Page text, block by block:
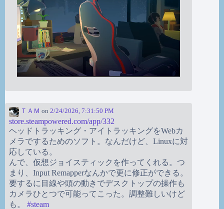
ＴＡＭ on 2/24/2026, 7:31:50 PM
store.steampowered.com/app/332
ヘッドトラッキング・アイトラッキングをWebカ
メラでするためのソフト。なんだけど、Linuxに対
応している。
んで、仮想ジョイスティックを作ってくれる。つ
まり、Input Remapperなんかで更に修正ができる。
要するに目線や頭の動きでデスクトップの操作も
カメラひとつで可能ってこった。調整難しいけど
も。 #steam